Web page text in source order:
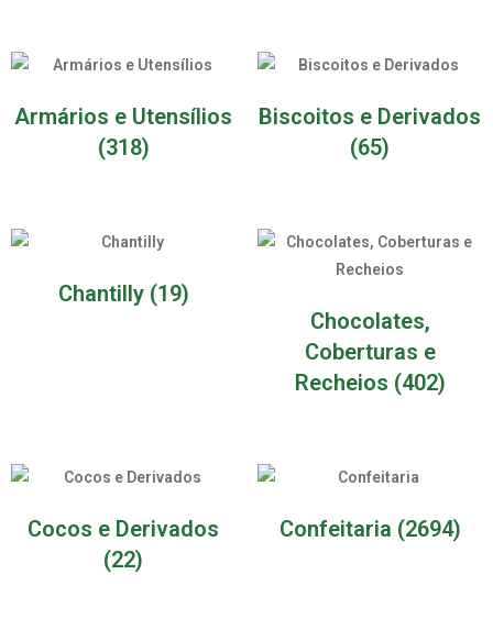
Armários e Utensílios
(318)
Biscoitos e Derivados
(65)
Chantilly (19)
Chocolates,
Coberturas e
Recheios (402)
Cocos e Derivados
(22)
Confeitaria (2694)